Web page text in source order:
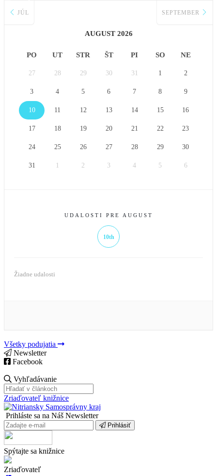
JÚL
AUGUST 2026
SEPTEMBER
PO UT STR ŠT PI SO NE
27 28 29 30 31 1 2
3 4 5 6 7 8 9
10 11 12 13 14 15 16
17 18 19 20 21 22 23
24 25 26 27 28 29 30
31 1 2 3 4 5 6
UDALOSTI PRE AUGUST
10th
Žiadne udalosti
Všetky podujatia
Newsletter
Facebook
Vyhľadávanie
Zriaďovateľ knižnice
Prihláste sa na Náš Newsletter
Prihlásiť
Spýtajte sa knižnice
Zriaďovateľ